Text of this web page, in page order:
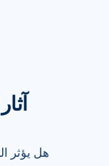
هل يؤثر